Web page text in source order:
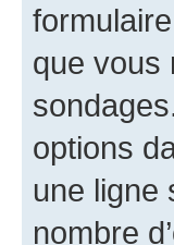
que vous
options
une ligne
nombre